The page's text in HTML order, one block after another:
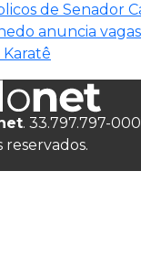
de Senador
anuncia
. 33.797.797-
reservados.